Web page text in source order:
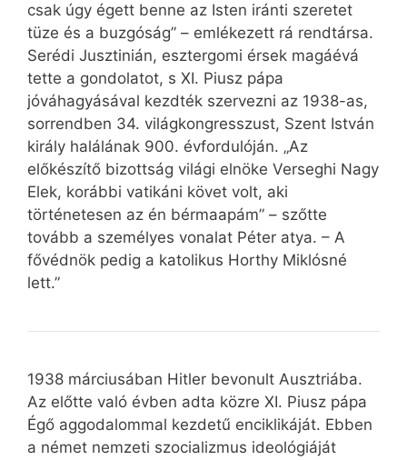
csak úgy égett benne az Isten iránti szeretet
tüze és a buzgóság” – emlékezett rá rendtársa.
Serédi Jusztinián, esztergomi érsek magáévá
tette a gondolatot, s XI. Piusz pápa
jóváhagyásával kezdték szervezni az 1938-as,
sorrendben 34. világkongresszust, Szent István
király halálának 900. évfordulóján. „Az
előkészítő bizottság világi elnöke Verseghi Nagy
Elek, korábbi vatikáni követ volt, aki
történetesen az én bérmaapám” – szőtte
tovább a személyes vonalat Péter atya. – A
fővédnök pedig a katolikus Horthy Miklósné
lett.”
1938 márciusában Hitler bevonult Ausztriába.
Az előtte való évben adta közre XI. Piusz pápa
Égő aggodalommal kezdetű enciklikáját. Ebben
a német nemzeti szocializmus ideológiáját